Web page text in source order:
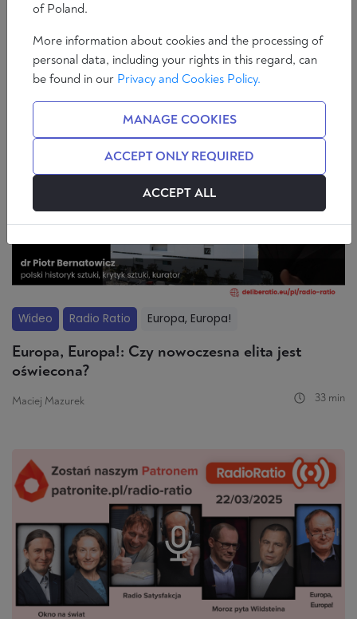
Radio Ratio – audycja XI
Zespół redakcyjny 292 min
Wideo Radio Ratio Europa, Europa!
Europa, Europa!: Czy nowoczesna elita jest
oświecona?
Maciej Mazurek 33 min
of Poland.
More information about cookies and the processing of
personal data, including your rights in this regard, can
be found in our Privacy and Cookies Policy.
MANAGE COOKIES
ACCEPT ONLY REQUIRED
ACCEPT ALL